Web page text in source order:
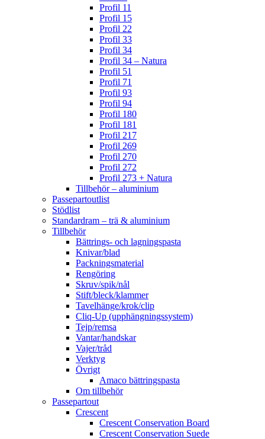
Profil 11
Profil 15
Profil 22
Profil 33
Profil 34
Profil 34 – Natura
Profil 51
Profil 71
Profil 93
Profil 94
Profil 180
Profil 181
Profil 217
Profil 269
Profil 270
Profil 272
Profil 273 + Natura
Tillbehör – aluminium
Passepartoutlist
Stödlist
Standardram – trä & aluminium
Tillbehör
Bättrings- och lagningspasta
Knivar/blad
Packningsmaterial
Rengöring
Skruv/spik/nål
Stift/bleck/klammer
Tavelhänge/krok/clip
Cliq-Up (upphängningssystem)
Tejp/remsa
Vantar/handskar
Vajer/tråd
Verktyg
Övrigt
Amaco bättringspasta
Om tillbehör
Passepartout
Crescent
Crescent Conservation Board
Crescent Conservation Suede